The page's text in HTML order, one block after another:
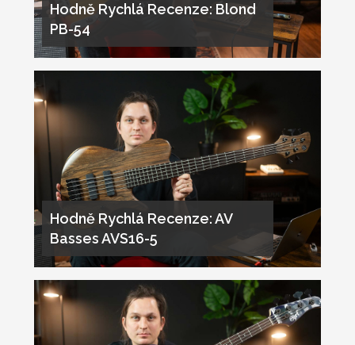
Hodně Rychlá Recenze: Blond
PB-54
Hodně Rychlá Recenze: AV
Basses AVS16-5